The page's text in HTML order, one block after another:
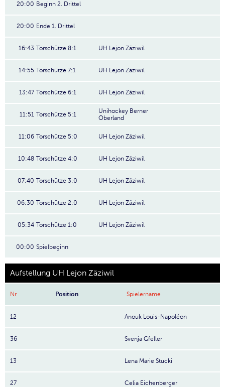
20:00 Beginn 2. Drittel
20:00 Ende 1. Drittel
16:43 Torschütze 8:1 UH Lejon Zäziwil
14:55 Torschütze 7:1 UH Lejon Zäziwil
13:47 Torschütze 6:1 UH Lejon Zäziwil
11:51 Torschütze 5:1
Unihockey Berner
Oberland
11:06 Torschütze 5:0 UH Lejon Zäziwil
10:48 Torschütze 4:0 UH Lejon Zäziwil
07:40 Torschütze 3:0 UH Lejon Zäziwil
06:30 Torschütze 2:0 UH Lejon Zäziwil
05:34 Torschütze 1:0 UH Lejon Zäziwil
00:00 Spielbeginn
Aufstellung UH Lejon Zäziwil
Nr Position Spielername
12 Anouk Louis-Napoléon
36 Svenja Gfeller
13 Lena Marie Stucki
27 Celia Eichenberger